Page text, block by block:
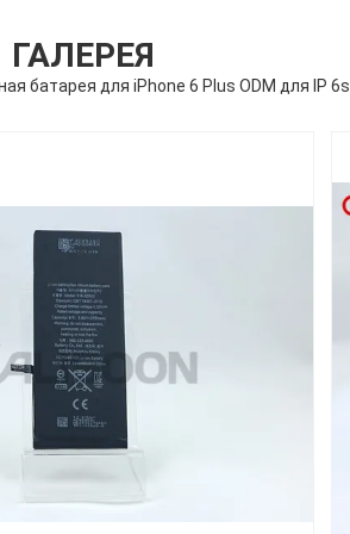
ГАЛЕРЕЯ
батарея для iPhone 6 Plus ODM для IP